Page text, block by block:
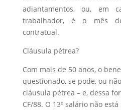
adiantamentos, ou, em
trabalhador, é o mês
contratual.
Cláusula pétrea?
Com mais de 50 anos, o
questionado, se pode, ou
cláusula pétrea – e, dessa
CF/88. O 13º salário não